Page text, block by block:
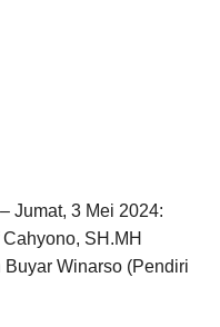
Jumat, 3 Mei 2024:
SH.MH
Winarso (Pendiri